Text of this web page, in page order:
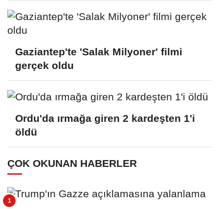
Gaziantep'te 'Salak Milyoner' filmi
gerçek oldu
Ordu'da ırmağa giren 2 kardeşten 1'i
öldü
ÇOK OKUNAN HABERLER